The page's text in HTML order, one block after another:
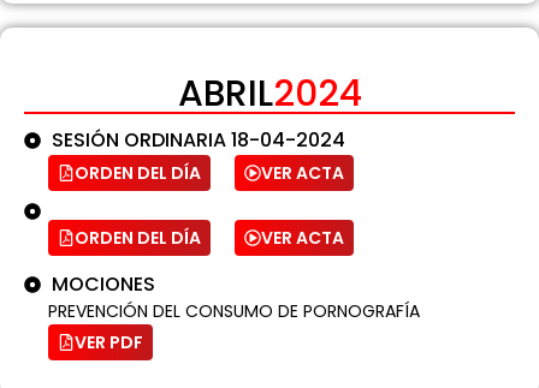
ABRIL2024
SESIÓN ORDINARIA 18-04-2024
ORDEN DEL DÍA VER ACTA
ORDEN DEL DÍA VER ACTA
MOCIONES
PREVENCIÓN DEL CONSUMO DE PORNOGRAFÍA
VER PDF